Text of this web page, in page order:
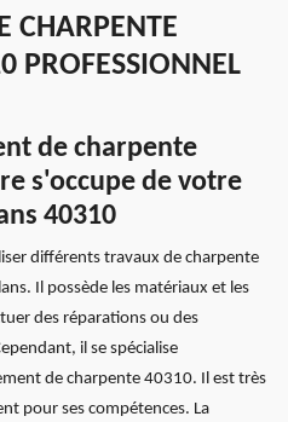
CHARPENTE
PROFESSIONNEL
de charpente
s'occupe de votre
40310
différents travaux de charpente
Il possède les matériaux et les
des réparations ou des
il se spécialise
de charpente 40310. Il est très
pour ses compétences. La